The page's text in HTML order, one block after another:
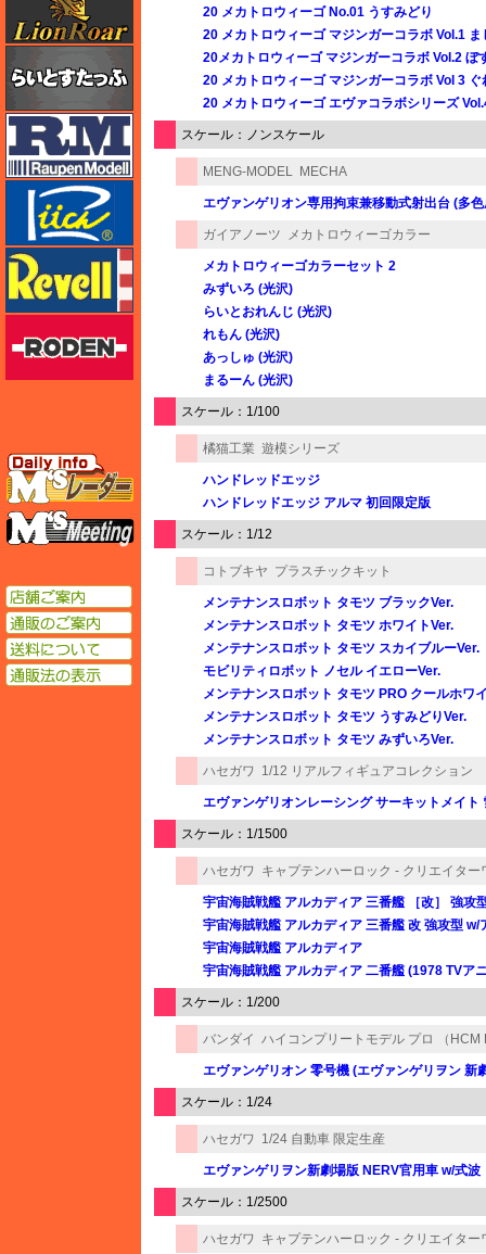
20 メカトロウィーゴ No.01 うすみどり
20 メカトロウィーゴ マジンガーコラボ Vol.1
20メカトロウィーゴ マジンガーコラボ Vol.2 ぼ
20 メカトロウィーゴ マジンガーコラボ Vol 3
20 メカトロウィーゴ エヴァコラボシリーズ
スケール：ノンスケール
MENG-MODEL MECHA
エヴァンゲリオン専用拘束兼移動式射出台 (多
ガイアノーツ メカトロウィーゴカラー
メカトロウィーゴカラーセット 2
みずいろ (光沢)
らいとおれんじ (光沢)
れもん (光沢)
あっしゅ (光沢)
まるーん (光沢)
スケール：1/100
橘猫工業 遊模シリーズ
ハンドレッドエッジ
ハンドレッドエッジ アルマ 初回限定版
スケール：1/12
コトブキヤ プラスチックキット
メンテナンスロボット タモツ ブラックVer.
メンテナンスロボット タモツ ホワイトVer.
メンテナンスロボット タモツ スカイブルーVer.
モビリティロボット ノセル イエローVer.
メンテナンスロボット タモツ PRO クールホワ
メンテナンスロボット タモツ うすみどりVer.
メンテナンスロボット タモツ みずいろVer.
ハセガワ 1/12 リアルフィギュアコレクション
エヴァンゲリオンレーシング サーキットメイ
スケール：1/1500
ハセガワ キャプテンハーロック - クリエイター
宇宙海賊戦艦 アルカディア 三番艦 ［改］ 強攻
宇宙海賊戦艦 アルカディア 三番艦 改 強攻型
宇宙海賊戦艦 アルカディア
宇宙海賊戦艦 アルカディア 二番艦 (1978 TVア
スケール：1/200
バンダイ ハイコンプリートモデル プロ （HCM
エヴァンゲリオン 零号機 (エヴァンゲリヲン 新
スケール：1/24
ハセガワ 1/24 自動車 限定生産
エヴァンゲリヲン新劇場版 NERV官用車 w/式波
スケール：1/2500
ハセガワ キャプテンハーロック - クリエイター
らいとすたっふ
ラウペンモデル
リッチモデル
エムズレーダー
エムズミーティング
通販のご案内
送料について
通販法の表示